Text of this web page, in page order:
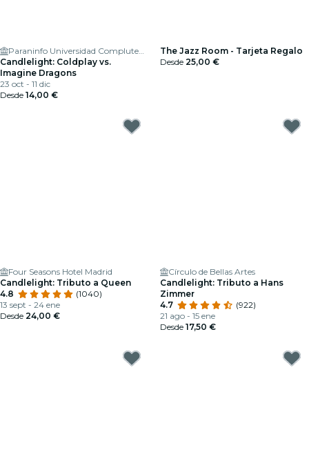
Paraninfo Universidad Complutense de Madrid
Candlelight: Coldplay vs.
Imagine Dragons
23 oct - 11 dic
Desde 14,00 €
The Jazz Room - Tarjeta Regalo
Desde 25,00 €
Four Seasons Hotel Madrid
Candlelight: Tributo a Queen
4.8
(1040)
13 sept - 24 ene
Desde 24,00 €
Círculo de Bellas Artes
Candlelight: Tributo a Hans
Zimmer
4.7
(922)
21 ago - 15 ene
Desde 17,50 €